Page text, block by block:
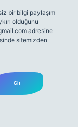
bir bilgi paylaşım
olduğunu
adresine
sitemizden